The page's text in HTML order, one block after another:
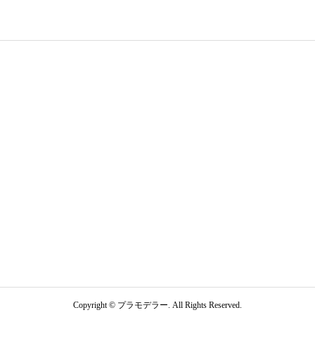
Copyright © プラモデラー. All Rights Reserved.